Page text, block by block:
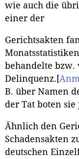
wie auch die
einer der
Gerichtsakten
behandelte bzw.
Delinquenz. [
B. über Namen
der Tat boten sie
Ähnlich den
Schadensakten
deutschen